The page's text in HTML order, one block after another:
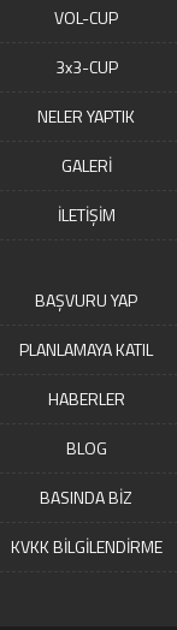
VOL-CUP
3x3-CUP
NELER YAPTIK
GALERİ
İLETİŞİM
BAŞVURU YAP
PLANLAMAYA KATIL
HABERLER
BLOG
BASINDA BİZ
KVKK BİLGİLENDİRME